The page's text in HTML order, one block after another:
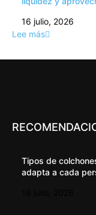
16 julio, 2026
Lee más
Tipos de
adapta a cada